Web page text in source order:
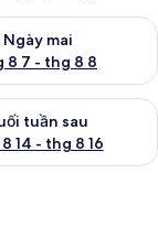
8 7
Ngày mai
8 7 - thg 8 8
phòng ngày
7 - thg 8 9
tuần sau
14 - thg 8 16
phòng cuối